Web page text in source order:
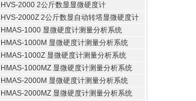
HVS-2000 2公斤数显显微硬度计
HVS-2000Z 2公斤数显自动转塔显微硬度计
HMAS-1000 显微硬度计测量分析系统
HMAS-1000M 显微硬度计测量分析系统
HMAS-1000Z 显微硬度计测量分析系统
HMAS-1000MZ 显微硬度计测量分析系统
HMAS-2000M 显微硬度计测量分析系统
HMAS-2000MZ 显微硬度计测量分析系统